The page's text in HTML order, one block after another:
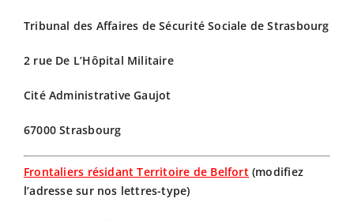
Tribunal des Affaires de Sécurité Sociale de Strasbourg
2 rue De L’Hôpital Militaire
Cité Administrative Gaujot
67000 Strasbourg
Frontaliers résidant Territoire de Belfort(modifiez
l’adresse sur nos lettres-type)